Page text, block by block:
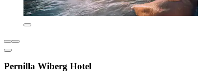
Pernilla Wiberg Hotel